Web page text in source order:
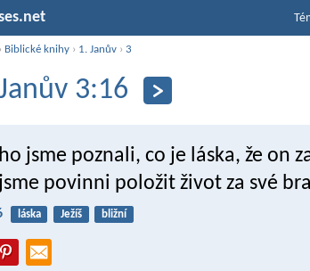
› Biblické knihy › 1. Janův ›3
3:16
jsme poznali, co je láska, že on
povinni položit život za své
láska Ježíš bližní